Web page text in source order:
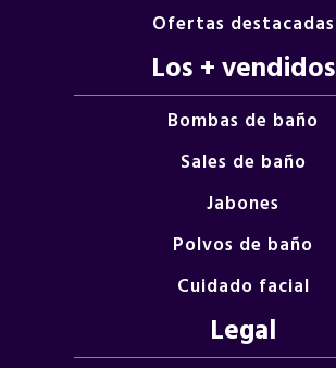
Ofertas destacadas
Los + vendidos
Bombas de baño
Sales de baño
Jabones
Polvos de baño
Cuidado facial
Legal